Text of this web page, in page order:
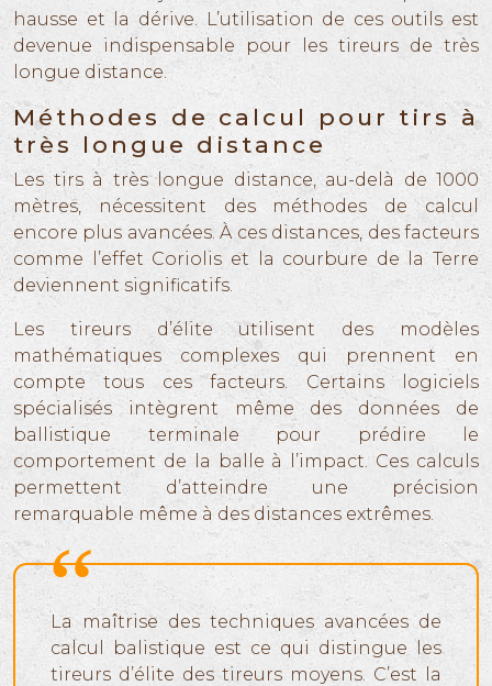
hausse et la dérive. L’utilisation de ces outils est
devenue indispensable pour les tireurs de très
longue distance.
Méthodes de calcul pour tirs à
très longue distance
Les tirs à très longue distance, au-delà de 1000
mètres, nécessitent des méthodes de calcul
encore plus avancées. À ces distances, des facteurs
comme l’effet Coriolis et la courbure de la Terre
deviennent significatifs.
Les tireurs d’élite utilisent des modèles
mathématiques complexes qui prennent en
compte tous ces facteurs. Certains logiciels
spécialisés intègrent même des données de
ballistique terminale pour prédire le
comportement de la balle à l’impact. Ces calculs
permettent d’atteindre une précision
remarquable même à des distances extrêmes.
La maîtrise des techniques avancées de
calcul balistique est ce qui distingue les
tireurs d’élite des tireurs moyens. C’est la